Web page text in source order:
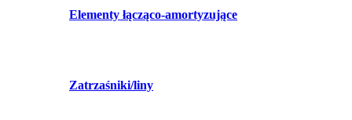
Elementy łącząco-amortyzujące
Zatrzaśniki/liny